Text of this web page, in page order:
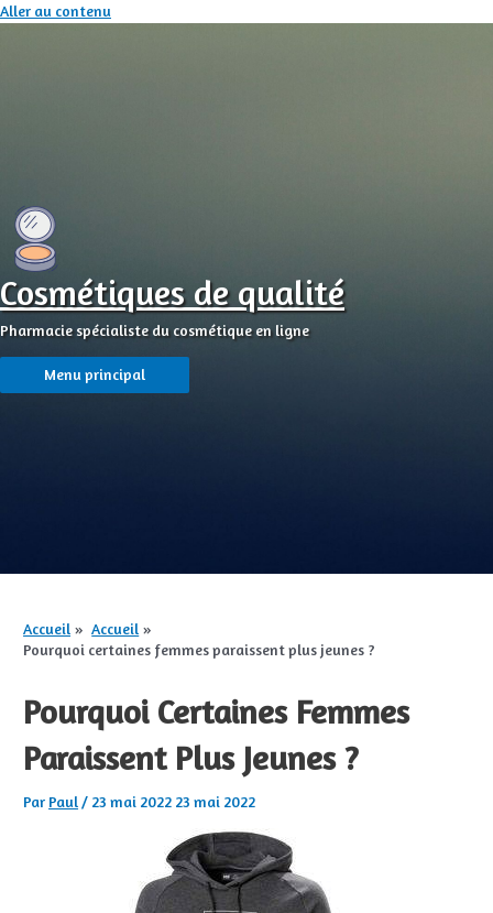
Aller au contenu
Cosmétiques de qualité
Pharmacie spécialiste du cosmétique en ligne
Menu principal
Accueil
Accueil
Pourquoi certaines femmes paraissent plus jeunes ?
Pourquoi Certaines Femmes
Paraissent Plus Jeunes ?
Par Paul / 23 mai 2022 23 mai 2022